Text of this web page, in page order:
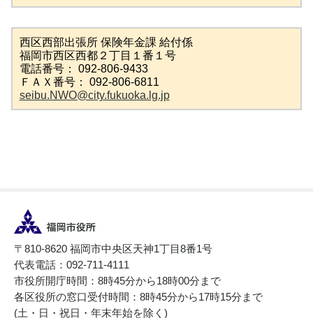
西区西部出張所 保険年金課 給付係
福岡市西区西都２丁目１番１号
電話番号： 092-806-9433
ＦＡＸ番号： 092-806-6811
seibu.NWO@city.fukuoka.lg.jp
〒810-8620 福岡市中央区天神1丁目8番1号
代表電話：092-711-4111
市役所開庁時間：8時45分から18時00分まで
各区役所の窓口受付時間：8時45分から17時15分まで
(土・日・祝日・年末年始を除く)